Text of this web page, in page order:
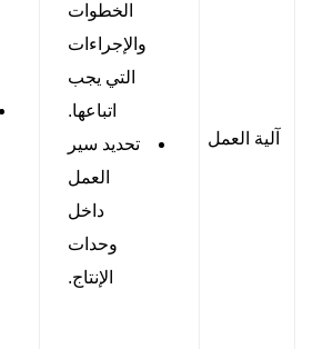
آلية العمل
الخطوات
والإجراءات
التي يجب
اتباعها.
تحديد سير
العمل
داخل
وحدات
الإنتاج.